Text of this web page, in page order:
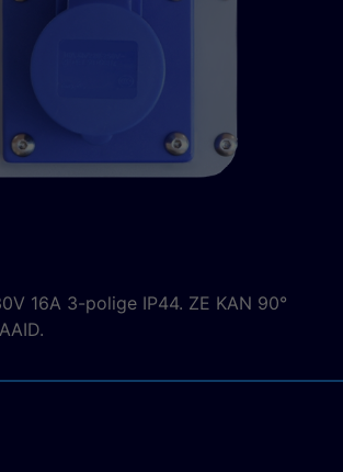
16A 3-polige IP44. ZE KAN 90°